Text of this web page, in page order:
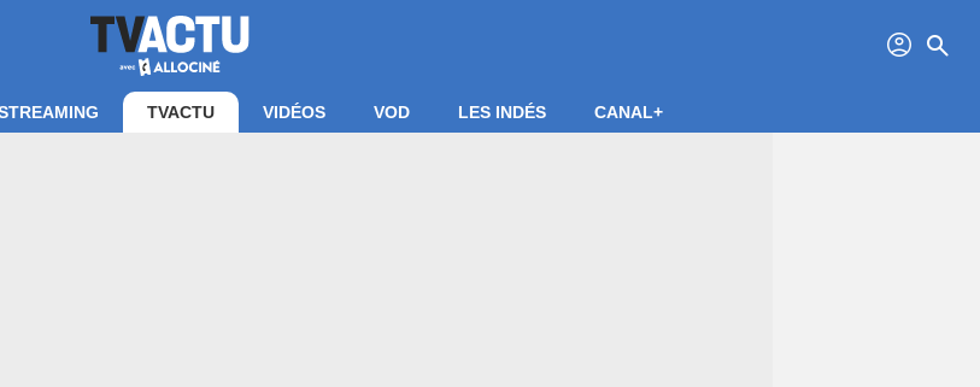
profil search
TVACTU VIDÉOS VOD LES INDÉS CANAL+